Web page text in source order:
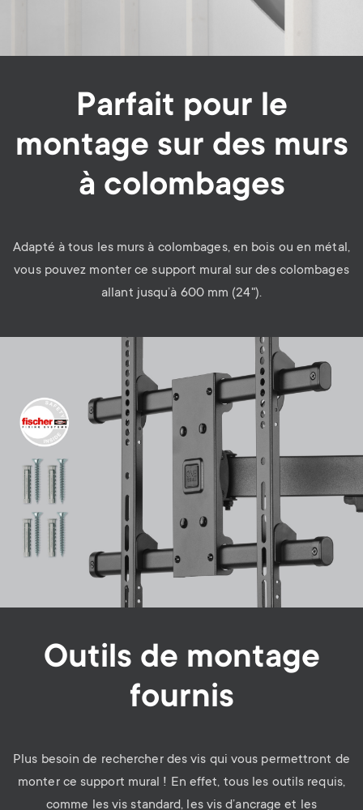
Parfait pour le
montage sur des murs
à colombages
Adapté à tous les murs à colombages, en bois ou en métal,
vous pouvez monter ce support mural sur des colombages
allant jusqu’à 600 mm (24").
Outils de montage
fournis
Plus besoin de rechercher des vis qui vous permettront de
monter ce support mural ! En effet, tous les outils requis,
comme les vis standard, les vis d’ancrage et les